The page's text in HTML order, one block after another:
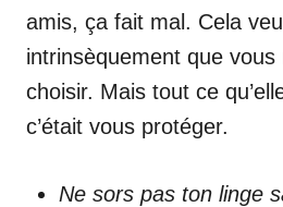
amis, ça fait mal. Cela
intrinsèquement que
choisir. Mais tout ce
c’était vous protéger.
Ne sors pas ton linge